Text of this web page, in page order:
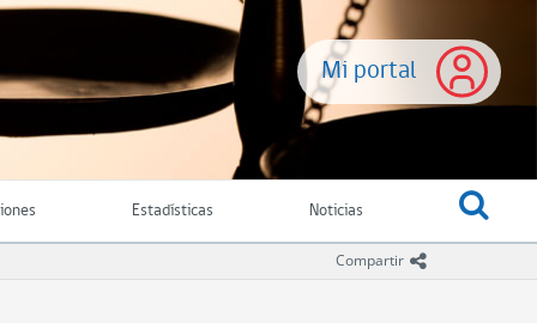
Mi portal
Estadísticas Noticias
Compartir icono